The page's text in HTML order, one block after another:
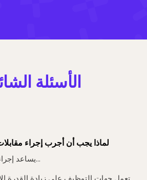
الأسئلة
لماذا يجب أن أجرب إجراء
يساعد إجراء المقابلات عبر الفيديو...